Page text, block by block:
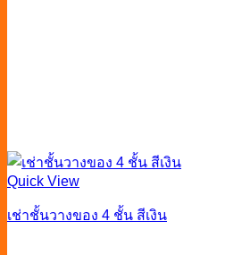
Quick View
เช่าชั้นวางของ 4 ชั้น สีเงิน